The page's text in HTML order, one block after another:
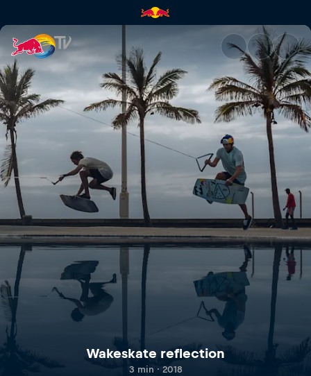
Wakeskate reflection | Red
Wakeskate reflection
3 min · 2018